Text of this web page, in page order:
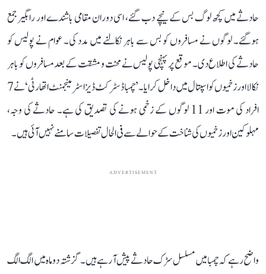
حادثے میں کچھ لوگ بس کے نیچے دب گئے، اسی دوران مقامی باشندے اور راہگیر جمع
ہوگئے۔ لوگوں نے مسافروں کو بس سے باہر نکالنے میں مدد کی۔ عوام نے پولیس کو
حادثے کی اطلاع دی۔ موقع پر پہنچی پولیس نے محنت و مشقت کے بعد مسافروں کو باہر
نکالا اور زخمیوں کو اسپتال میں داخل کرایا۔ ’چمبا ڈسٹرکٹ ڈیزاسٹر مینجمنٹ اتھارٹی‘ نے 7
افراد کی موت اور 11 لوگوں کے زخمی ہونے کی تصدیق کی ہے۔ حادثے کی وجہ،
مہلوکین اور زخمیوں کی شناخت کے حوالے سے فی الحال تفصیلات سامنے نہیں آئی ہیں۔
ADVERTISEMENT
واضح رہے کہ چمبا میں مسلسل سڑک حادثے پیش آ رہے ہیں۔ گزشتہ دو ماہ میں الگ الگ